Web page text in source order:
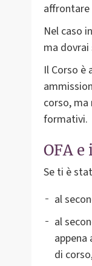
Nel caso
ma
Il Corso è
corso,
formativi.
OFA
Se ti è
al
al
appena
di